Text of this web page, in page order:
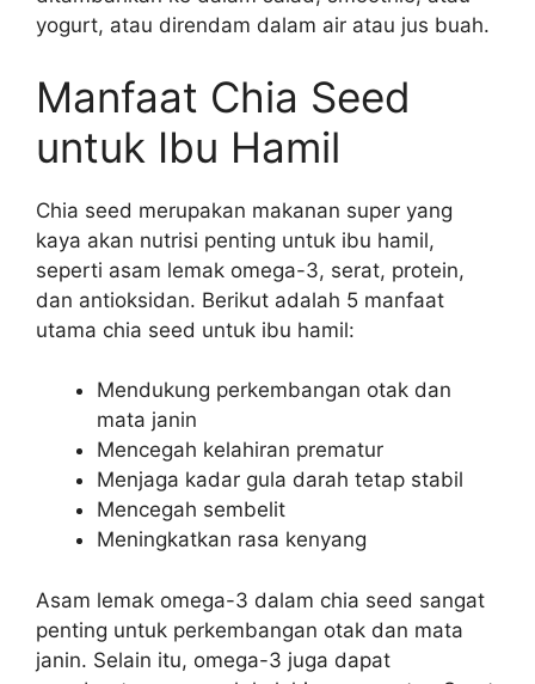
yogurt, atau direndam dalam air atau jus buah.
Manfaat Chia Seed
untuk Ibu Hamil
Chia seed merupakan makanan super yang
kaya akan nutrisi penting untuk ibu hamil,
seperti asam lemak omega-3, serat, protein,
dan antioksidan. Berikut adalah 5 manfaat
utama chia seed untuk ibu hamil:
Mendukung perkembangan otak dan
mata janin
Mencegah kelahiran prematur
Menjaga kadar gula darah tetap stabil
Mencegah sembelit
Meningkatkan rasa kenyang
Asam lemak omega-3 dalam chia seed sangat
penting untuk perkembangan otak dan mata
janin. Selain itu, omega-3 juga dapat